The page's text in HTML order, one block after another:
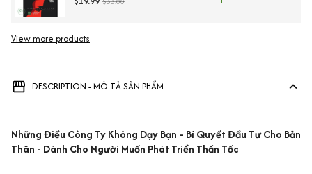
View more products
DESCRIPTION - MÔ TẢ SẢN PHẨM
Những Điều Công Ty Không Dạy Bạn - Bí Quyết Đầu Tư Cho Bản
Thân - Dành Cho Người Muốn Phát Triển Thần Tốc